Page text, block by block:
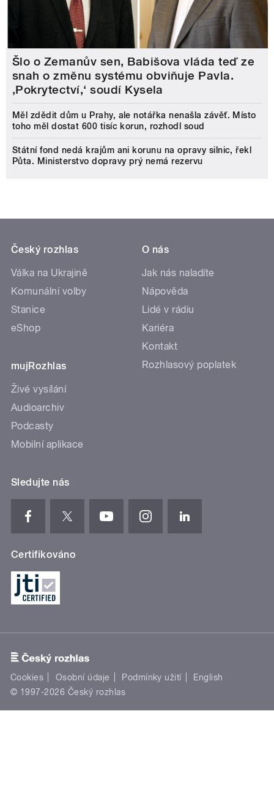
Šlo o Zemanův sen, Babišova vláda teď ze
snah o změnu systému obviňuje Pavla.
‚Pokrytectví,‘ soudí Kysela
Měl zdědit dům u Prahy, ale notářka nenašla závěť. Místo
toho měl dostat 600 tisíc korun, rozhodl soud
Státní fond nedá krajům ani korunu na opravy silnic, řekl
Půta. Ministerstvo dopravy prý nemá rezervu
Český rozhlas
Válka na Ukrajině
Komunální volby
Stanice
eShop
mujRozhlas
Živé vysílání
Audioarchiv
Podcasty
Mobilní aplikace
O nás
Jak nás naladíte
Nápověda
Lidé v rádiu
Kariéra
Kontakt
Rozhlasový poplatek
Sledujte nás
Certifikováno
Cookies Osobní údaje Podmínky užití
English
© 1997-2026 Český rozhlas